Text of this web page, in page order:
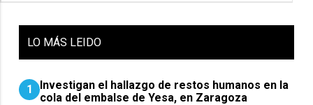
LO MÁS LEIDO
1
Investigan el hallazgo de restos humanos en la
cola del embalse de Yesa, en Zaragoza